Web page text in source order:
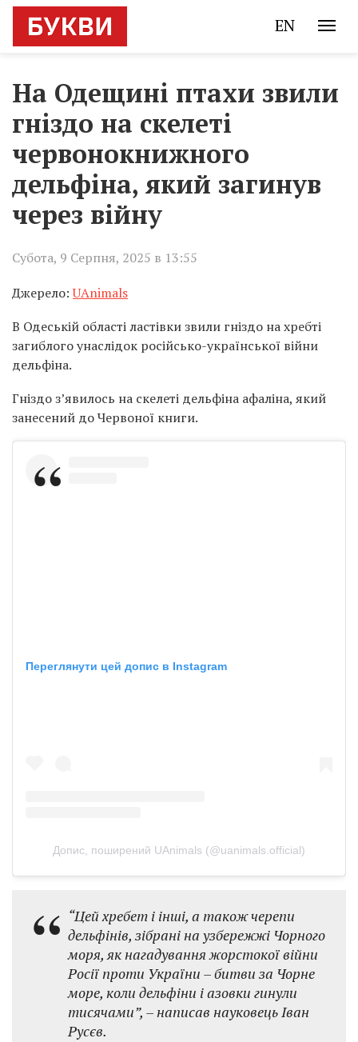
EN
На Одещині птахи звили
гніздо на скелеті
червонокнижного
дельфіна, який загинув
через війну
Субота, 9 Серпня, 2025 в 13:55
Джерело:UAnimals
В Одеській області ластівки звили гніздо на хребті
загиблого унаслідок російсько-української війни
дельфіна.
Гніздо з’явилось на скелеті дельфіна афаліна, який
занесений до Червоної книги.
Переглянути цей допис в Instagram
Допис, поширений UAnimals (@uanimals.official)
“Цей хребет і інші, а також черепи
дельфінів, зібрані на узбережжі Чорного
моря, як нагадування жорстокої війни
Росії проти України – битви за Чорне
море, коли дельфіни і азовки гинули
тисячами”, – написав науковець Іван
Русєв.